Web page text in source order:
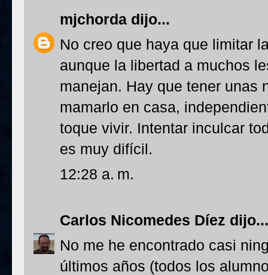
mjchorda dijo...
No creo que haya que limitar
aunque la libertad a muchos
manejan. Hay que tener unas
mamarlo en casa,
toque vivir. Intentar inculcar
es muy difícil.
12:28 a. m.
Carlos Nicomedes Díez dijo...
No me he encontrado casi
últimos años (todos los